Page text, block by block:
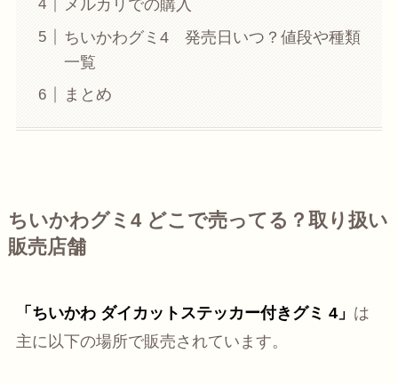
メルカリでの購入
ちいかわグミ4 発売日いつ？値段や種類
一覧
まとめ
ちいかわグミ4 どこで売ってる？取り扱い
販売店舗
「ちいかわ ダイカットステッカー付きグミ 4」 は
主に以下の場所で販売されています。